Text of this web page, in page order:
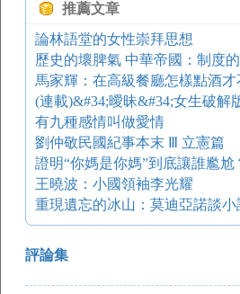
推薦文章
論林語堂的女性崇拜思想
歷史的壞脾氣 中華帝國：制度
有九種感情叫做愛情
劉仲敬民國紀事本末 Ⅲ 立憲篇
證明“你媽是你媽”到底讓誰尷尬
王曉波：小國領袖李光耀
重現遺忘的冰山：莫迪亞諾談小
評論集